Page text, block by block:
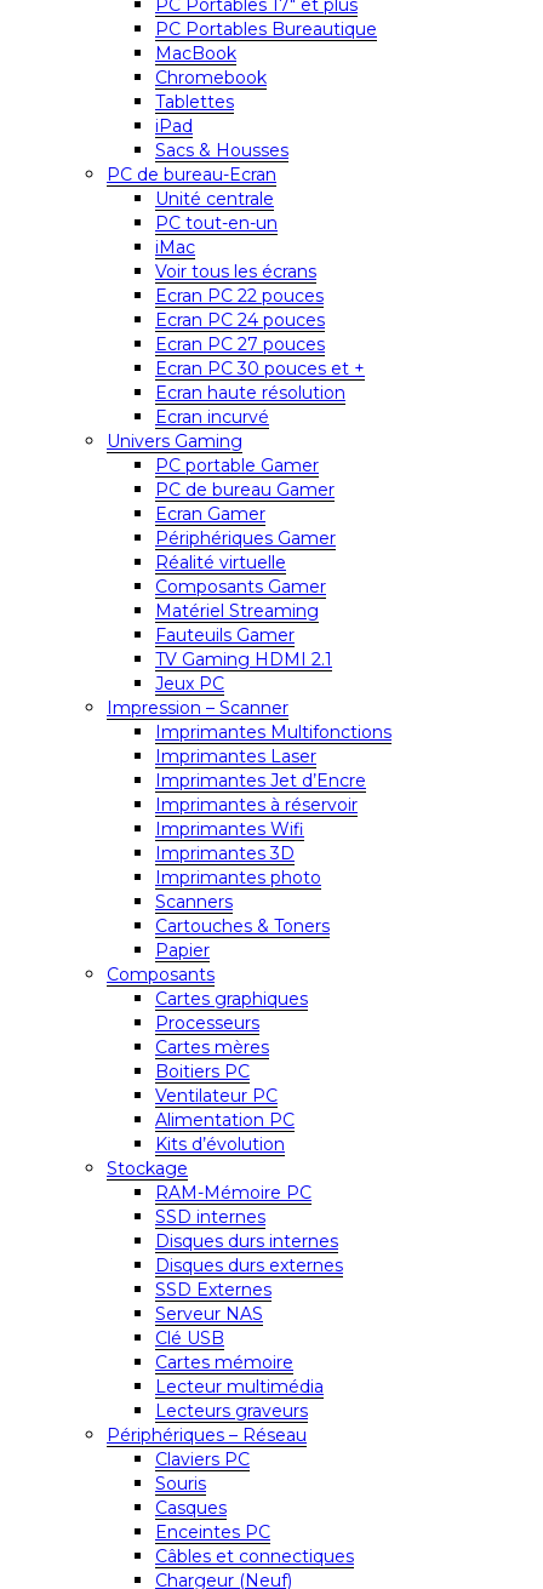
PC Portables 17″ et plus
PC Portables Bureautique
MacBook
Chromebook
Tablettes
iPad
Sacs & Housses
PC de bureau-Ecran
Unité centrale
PC tout-en-un
iMac
Voir tous les écrans
Ecran PC 22 pouces
Ecran PC 24 pouces
Ecran PC 27 pouces
Ecran PC 30 pouces et +
Ecran haute résolution
Ecran incurvé
Univers Gaming
PC portable Gamer
PC de bureau Gamer
Ecran Gamer
Périphériques Gamer
Réalité virtuelle
Composants Gamer
Matériel Streaming
Fauteuils Gamer
TV Gaming HDMI 2.1
Jeux PC
Impression – Scanner
Imprimantes Multifonctions
Imprimantes Laser
Imprimantes Jet d’Encre
Imprimantes à réservoir
Imprimantes Wifi
Imprimantes 3D
Imprimantes photo
Scanners
Cartouches & Toners
Papier
Composants
Cartes graphiques
Processeurs
Cartes mères
Boitiers PC
Ventilateur PC
Alimentation PC
Kits d’évolution
Stockage
RAM-Mémoire PC
SSD internes
Disques durs internes
Disques durs externes
SSD Externes
Serveur NAS
Clé USB
Cartes mémoire
Lecteur multimédia
Lecteurs graveurs
Périphériques – Réseau
Claviers PC
Souris
Casques
Enceintes PC
Câbles et connectiques
Chargeur (Neuf)